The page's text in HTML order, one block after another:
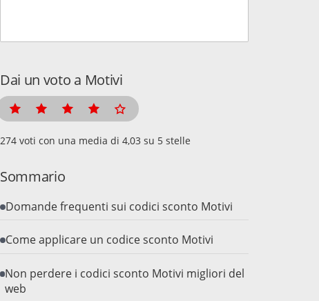
Dai un voto a Motivi
voti con una media di su 5 stelle
Sommario
Domande frequenti sui codici sconto Motivi
Come applicare un codice sconto Motivi
Non perdere i codici sconto Motivi migliori del
web